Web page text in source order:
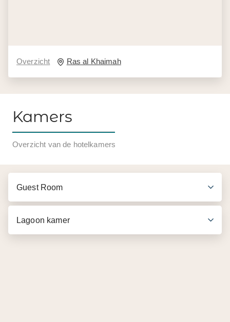
Overzicht Ras al Khaimah
Kamers
Overzicht van de hotelkamers
Guest Room
Lagoon kamer